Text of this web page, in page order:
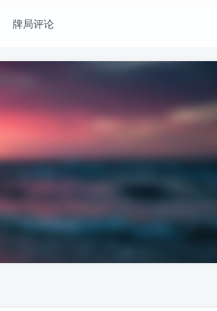
牌局评论